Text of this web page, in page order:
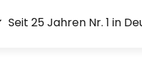
Seit 25 Jahren Nr. 1 in